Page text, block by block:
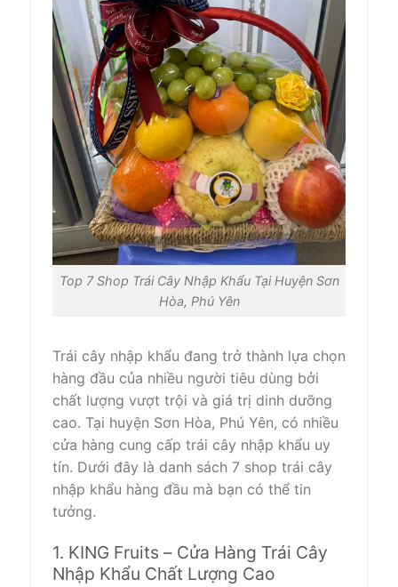
Top 7 Shop Trái Cây Nhập Khẩu Tại Huyện Sơn
Hòa, Phú Yên
Trái cây nhập khẩu đang trở thành lựa chọn
hàng đầu của nhiều người tiêu dùng bởi
chất lượng vượt trội và giá trị dinh dưỡng
cao. Tại huyện Sơn Hòa, Phú Yên, có nhiều
cửa hàng cung cấp trái cây nhập khẩu uy
tín. Dưới đây là danh sách 7 shop trái cây
nhập khẩu hàng đầu mà bạn có thể tin
tưởng.
1. KING Fruits – Cửa Hàng Trái Cây
Nhập Khẩu Chất Lượng Cao